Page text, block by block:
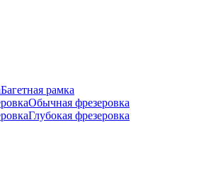
Багетная рамка
Обычная фрезеровка
Глубокая фрезеровка